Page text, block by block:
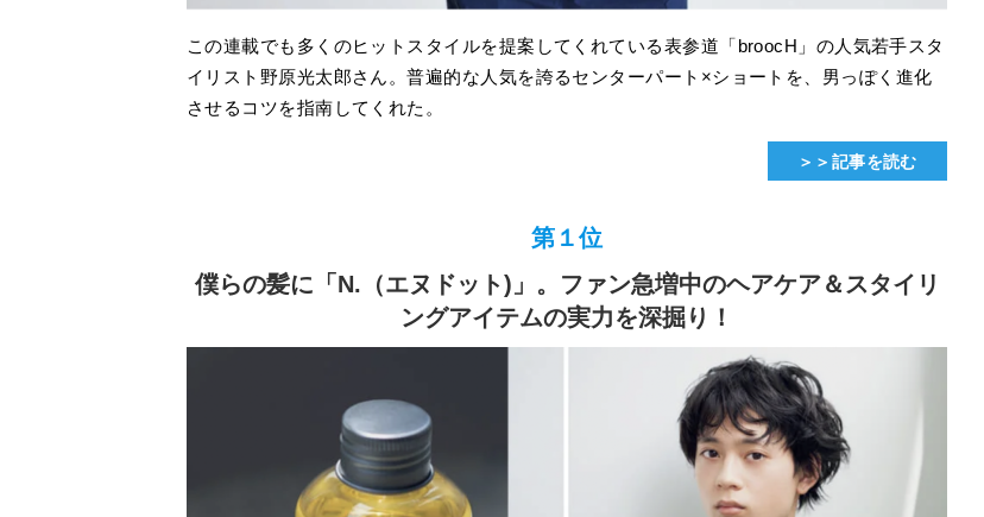
この連載でも多くのヒットスタイルを提案してくれている表参道「broocH」の人気若手スタ
イリスト野原光太郎さん。普遍的な人気を誇るセンターパート×ショートを、男っぽく進化
させるコツを指南してくれた。
＞＞記事を読む
第１位
僕らの髪に「N.（エヌドット)」。ファン急増中のヘアケア＆スタイリ
ングアイテムの実力を深掘り！